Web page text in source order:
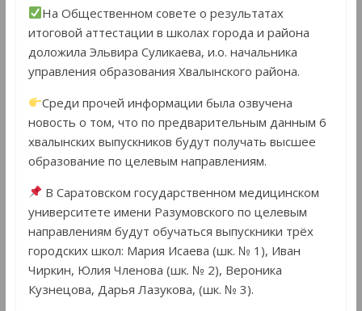
На Общественном совете о результатах
итоговой аттестации в школах города и района
доложила Эльвира Суликаева, и.о. начальника
управления образования Хвалынского района.
Среди прочей информации была озвучена
новость о том, что по предварительным данным 6
хвалынских выпускников будут получать высшее
образование по целевым направлениям.
В Саратовском государственном медицинском
университете имени Разумовского по целевым
направлениям будут обучаться выпускники трёх
городских школ: Мария Исаева (шк. № 1), Иван
Чиркин, Юлия Членова (шк. № 2), Вероника
Кузнецова, Дарья Лазукова, (шк. № 3).